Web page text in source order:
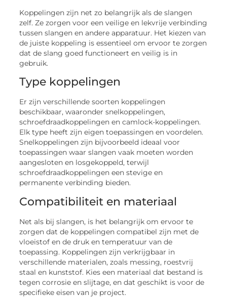
Koppelingen zijn net zo belangrijk als de slangen
zelf. Ze zorgen voor een veilige en lekvrije verbinding
tussen slangen en andere apparatuur. Het kiezen van
de juiste koppeling is essentieel om ervoor te zorgen
dat de slang goed functioneert en veilig is in
gebruik.
Type koppelingen
Er zijn verschillende soorten koppelingen
beschikbaar, waaronder snelkoppelingen,
schroefdraadkoppelingen en camlock-koppelingen.
Elk type heeft zijn eigen toepassingen en voordelen.
Snelkoppelingen zijn bijvoorbeeld ideaal voor
toepassingen waar slangen vaak moeten worden
aangesloten en losgekoppeld, terwijl
schroefdraadkoppelingen een stevige en
permanente verbinding bieden.
Compatibiliteit en materiaal
Net als bij slangen, is het belangrijk om ervoor te
zorgen dat de koppelingen compatibel zijn met de
vloeistof en de druk en temperatuur van de
toepassing. Koppelingen zijn verkrijgbaar in
verschillende materialen, zoals messing, roestvrij
staal en kunststof. Kies een materiaal dat bestand is
tegen corrosie en slijtage, en dat geschikt is voor de
specifieke eisen van je project.